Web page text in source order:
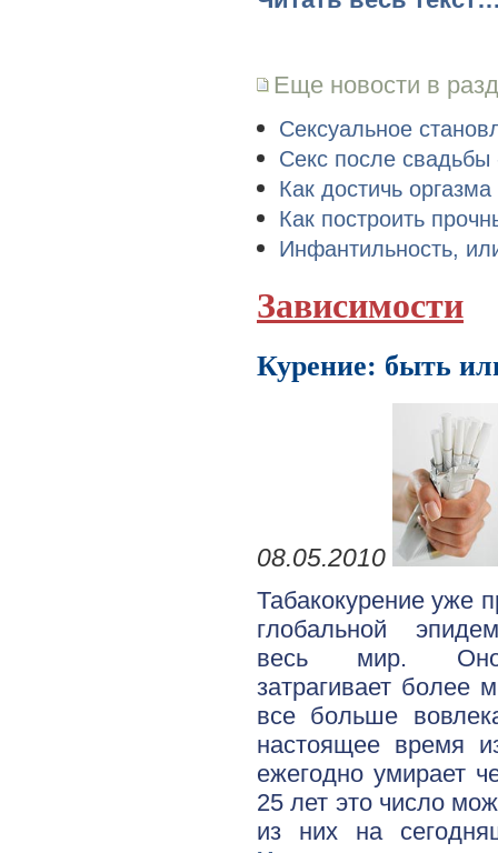
Еще новости в
Сексуальное
Секс после свадьбы
Как достичь
Как построить
Инфантильность,
Зависимости
Курение: быть
08.05.2010
Табакокурение уже
глобальной
весь мир. Оно
затрагивает более
все больше
настоящее время
ежегодно умирает
25 лет это число
из них на